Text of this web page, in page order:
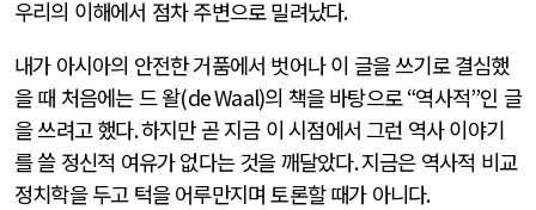
우리의 이해에서 점차 주변으로 밀려났다.
내가 아시아의 안전한 거품에서 벗어나 이 글을 쓰기로 결심했
을 때 처음에는 드 왈(de Waal)의 책을 바탕으로“역사적”인 글
을 쓰려고 했다.하지만 곧 지금 이 시점에서 그런 역사 이야기
를 쓸 정신적 여유가 없다는 것을 깨달았다.지금은 역사적 비교
정치학을 두고 턱을 어루만지며 토론할 때가 아니다.